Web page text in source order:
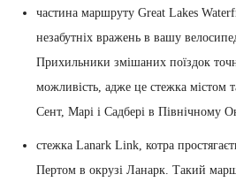
частина маршруту Great Lakes
незабутніх вражень в вашу
Прихильники змішаних поїздок
можливість, адже це стежка містом
Сент, Марі і Садбері в Північному
стежка Lanark Link, котра
Пертом в окрузі Ланарк. Такий